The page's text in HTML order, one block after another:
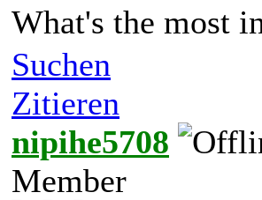
What's the most
Suchen
Zitieren
nipihe5708
Member